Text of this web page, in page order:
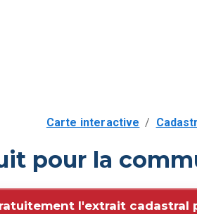
Carte interactive /
pour la
l'extrait cadastral